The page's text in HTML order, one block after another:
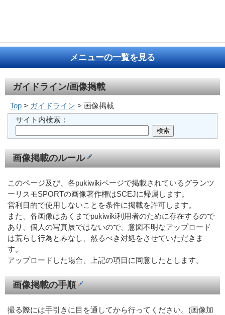
メニューの一覧を見る
ガイドライン/画像掲載
Top > ガイドライン > 画像掲載
サイト内検索：
画像掲載のルール
このページ及び、各pukiwikiページで掲載されているグランツ
ーリスモSPORTの画像著作権はSCEJに帰属します。
営利目的で使用しないことを条件に掲載を許可します。
また、各画像はあくまでpukiwiki利用者のために存在するので
あり、個人の写真展ではないので、意図不明なアップロード
は荒らし行為とみなし、然るべき対処をさせていただきま
す。
アップロードした場合、上記の項目に同意したとします。
画像掲載の手順
撮る際には手引きに目を通してから行ってください。(画像加